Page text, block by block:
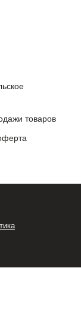
товаров